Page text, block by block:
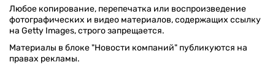
Любое копирование, перепечатка или воспроизведение
фотографических и видео материалов, содержащих ссылку
на Getty Images, строго запрещается.
Материалы в блоке "Новости компаний" публикуются на
правах рекламы.